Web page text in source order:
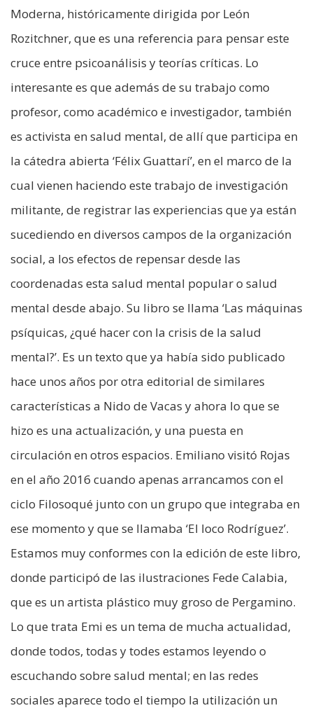
Moderna, históricamente dirigida por León
Rozitchner, que es una referencia para pensar este
cruce entre psicoanálisis y teorías críticas. Lo
interesante es que además de su trabajo como
profesor, como académico e investigador, también
es activista en salud mental, de allí que participa en
la cátedra abierta ‘Félix Guattarí’, en el marco de la
cual vienen haciendo este trabajo de investigación
militante, de registrar las experiencias que ya están
sucediendo en diversos campos de la organización
social, a los efectos de repensar desde las
coordenadas esta salud mental popular o salud
mental desde abajo. Su libro se llama ‘Las máquinas
psíquicas, ¿qué hacer con la crisis de la salud
mental?’. Es un texto que ya había sido publicado
hace unos años por otra editorial de similares
características a Nido de Vacas y ahora lo que se
hizo es una actualización, y una puesta en
circulación en otros espacios. Emiliano visitó Rojas
en el año 2016 cuando apenas arrancamos con el
ciclo Filosoqué junto con un grupo que integraba en
ese momento y que se llamaba ‘El loco Rodríguez’.
Estamos muy conformes con la edición de este libro,
donde participó de las ilustraciones Fede Calabia,
que es un artista plástico muy groso de Pergamino.
Lo que trata Emi es un tema de mucha actualidad,
donde todos, todas y todes estamos leyendo o
escuchando sobre salud mental; en las redes
sociales aparece todo el tiempo la utilización un